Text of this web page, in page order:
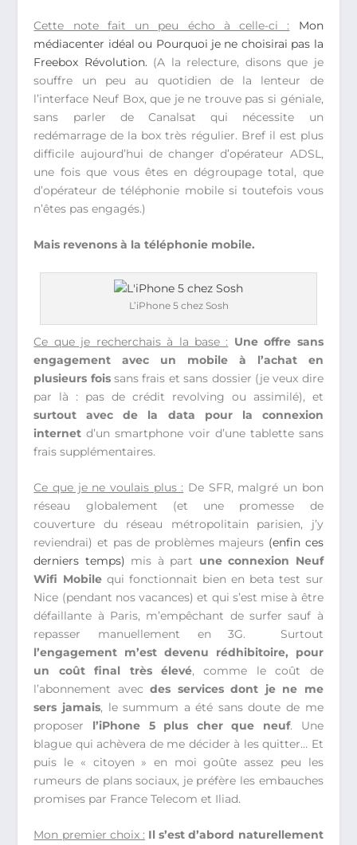
Cette note fait un peu écho à celle-ci :
Mon
médiacenter idéal ou Pourquoi je ne choisirai pas la
Freebox Révolution. (A la relecture, disons que je
souffre un peu au quotidien de la lenteur de
l’interface Neuf Box, que je ne trouve pas si géniale,
sans parler de Canalsat qui nécessite un
redémarrage de la box très régulier. Bref il est plus
difficile aujourd’hui de changer d’opérateur ADSL,
une fois que vous êtes en dégroupage total, que
d’opérateur de téléphonie mobile si toutefois vous
n’êtes pas engagés.)
Mais revenons à la téléphonie mobile.
L’iPhone 5 chez Sosh
Ce que je recherchais à la base : Une offre sans
engagement avec un mobile à l’achat en
plusieurs foissans frais et sans dossier (je veux dire
par là : pas de crédit revolving ou assimilé), et
surtout avec de la data pour la connexion
internet d’un smartphone voir d’une tablette sans
frais supplémentaires.
Ce que je ne voulais plus : De SFR, malgré un bon
réseau globalement (et une promesse de
couverture du réseau métropolitain parisien, j’y
reviendrai) et pas de problèmes majeurs (enfin ces
derniers temps) mis à part une connexion Neuf
Wifi Mobilequi fonctionnait bien en beta test sur
Nice (pendant nos vacances) et qui s’est mise à être
défaillante à Paris, m’empêchant de surfer sauf à
repasser manuellement en 3G. Surtout
l’engagement m’est devenu rédhibitoire, pour
un coût final très élevé, comme le coût de
l’abonnement avecdes services dont je ne me
sers jamais, le summum a été sans doute de me
proposer l’iPhone 5 plus cher que neuf. Une
blague qui achèvera de me décider à les quitter… Et
puis le « citoyen » en moi goûte assez peu les
rumeurs de plans sociaux, je préfère les embauches
promises par France Telecom et Iliad.
Mon premier choix : Il s’est d’abord naturellement